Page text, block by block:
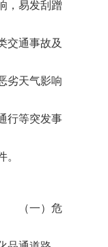
，易发刮蹭
交通事故及
劣天气影响
行等突发事
。
（一）危